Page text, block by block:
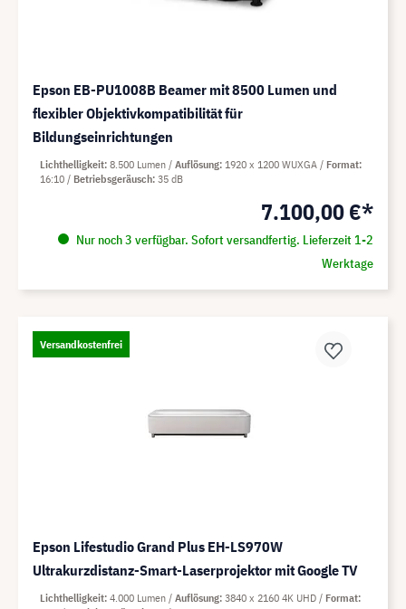
Epson EB-PU1008B Beamer mit 8500 Lumen und
flexibler Objektivkompatibilität für
Bildungseinrichtungen
7.100,00 €*
Nur noch 3 verfügbar. Sofort versandfertig. Lieferzeit 1-2
Werktage
Lichthelligkeit 8.500 Lumen Auflösung 1920 x 1200 WUXGA
Format
16:10
Betriebsgeräusch 35 dB
Versandkostenfrei
Epson Lifestudio Grand Plus EH-LS970W
Ultrakurzdistanz-Smart-Laserprojektor mit Google TV
Lichthelligkeit 4.000 Lumen Auflösung 3840 x 2160 4K UHD
Format